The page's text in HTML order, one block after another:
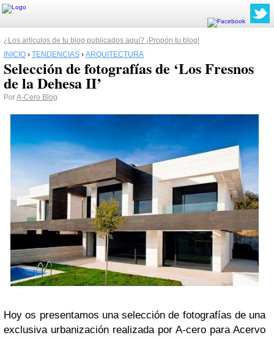
¿Los artículos de tu blog publicados aquí? ¡Propón tu blog!
INICIO › TENDENCIAS › ARQUITECTURA
Selección de fotografías de ‘Los Fresnos
de la Dehesa II’
PorA-Cero Blog
Hoy os presentamos una selección de fotografías de una
exclusiva urbanización realizada por A-cero para Acervo